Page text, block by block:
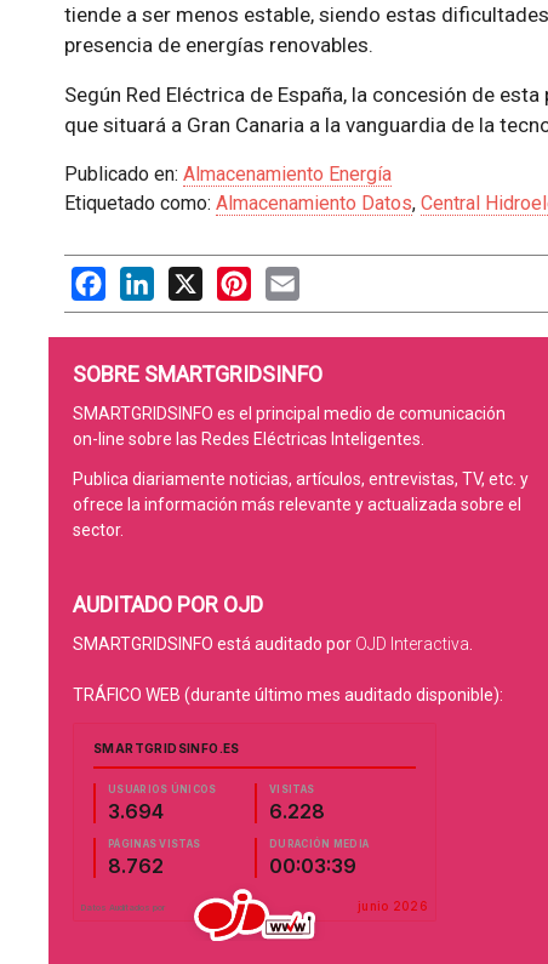
tiende a ser menos estable, siendo estas
presencia de energías renovables.
Según Red Eléctrica de España, la concesión de
que situará a Gran Canaria a la vanguardia de la
Publicado en: Almacenamiento Energía
Etiquetado como: Almacenamiento Datos, Central
FacebookLinkedIn
X PinterestEmail
SOBRE SMARTGRIDSINFO
SMARTGRIDSINFO es el principal medio de comunicación
on-line sobre las Redes Eléctricas Inteligentes.
Publica diariamente noticias, artículos, entrevistas, TV, etc. y
ofrece la información más relevante y actualizada sobre el
sector.
AUDITADO POR OJD
SMARTGRIDSINFO está auditado por OJD Interactiva
TRÁFICO WEB (durante último mes auditado disponible):